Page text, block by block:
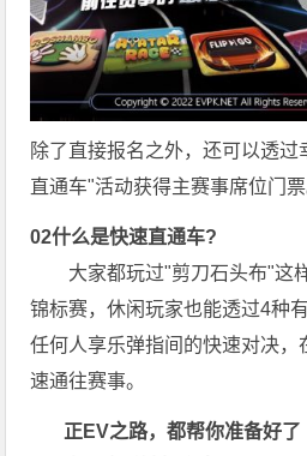
除了直接报名之外，还可以透
直通车"活动获得主赛事席位门票
02什么是快速直通车?
大家都玩过"剪刀石头布"这
锦标赛，休闲玩家也能透过4种
任何人享乐弹指间的快速对决，
速通往赛事。
正EV之路，都帮你准备好了